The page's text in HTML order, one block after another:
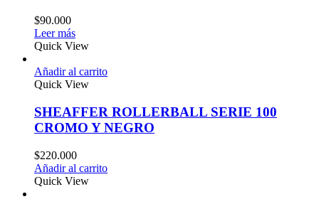
$90.000
Leer más
Quick View
Añadir al carrito
Quick View
SHEAFFER ROLLERBALL SERIE 100
CROMO Y NEGRO
$220.000
Añadir al carrito
Quick View